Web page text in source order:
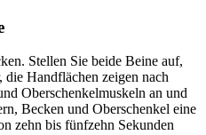
Stellen Sie beide Beine auf,
Handflächen zeigen nach
Oberschenkelmuskeln an und
Becken und Oberschenkel eine
zehn bis fünfzehn Sekunden